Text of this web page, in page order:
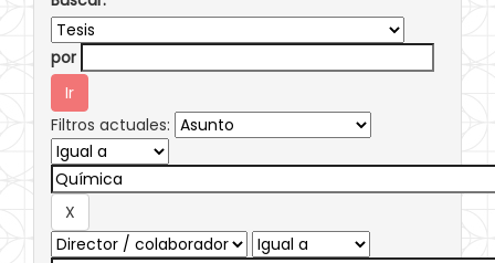
por
Filtros actuales: